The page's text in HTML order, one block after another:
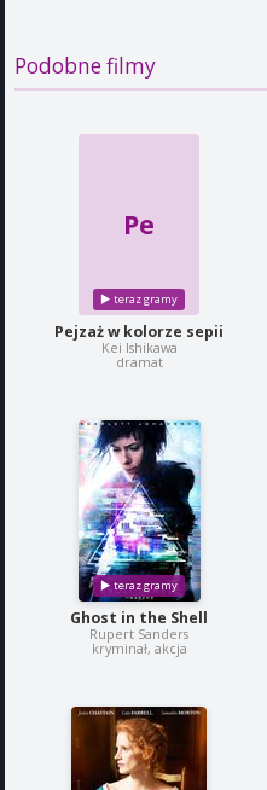
Podobne filmy
Pe
Pejzaż w kolorze sepii
Kei Ishikawa
dramat
Ghost in the Shell
Rupert Sanders
kryminał, akcja